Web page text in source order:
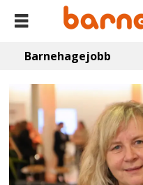
Barnehagejobb
Emne: